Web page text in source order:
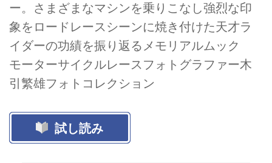
ー。さまざまなマシンを乗りこなし強烈な印
象をロードレースシーンに焼き付けた天才ラ
イダーの功績を振り返るメモリアルムック
モーターサイクルレースフォトグラファー木
引繁雄フォトコレクション
試し読み